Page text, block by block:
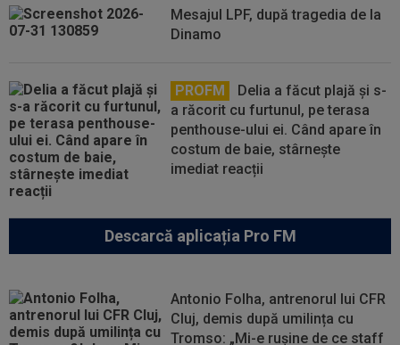
Mesajul LPF, după tragedia de la
Dinamo
PROFM
Delia a făcut plajă și s-
a răcorit cu furtunul, pe terasa
penthouse-ului ei. Când apare în
costum de baie, stârnește
imediat reacții
Descarcă aplicația Pro FM
Antonio Folha, antrenorul lui CFR
Cluj, demis după umilința cu
Tromso: „Mi-e rușine de ce staff